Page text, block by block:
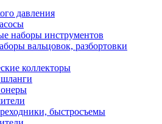
давления
наборы инструментов
вальцовок, разбортовки
коллекторы
быстросъемы